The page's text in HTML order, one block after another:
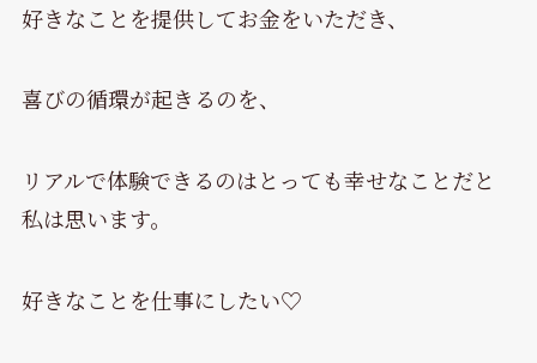
好きなことを提供してお金をいただき、
喜びの循環が起きるのを、
リアルで体験できるのはとっても幸せなことだと
私は思います。
好きなことを仕事にしたい♡